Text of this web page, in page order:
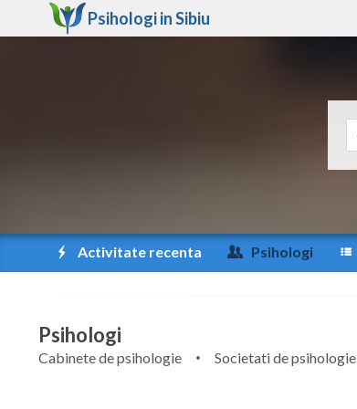
Psihologi inSibiu
Activitate recenta Psihologi
Psihologi
Cabinete de psihologie Societati de psihologie